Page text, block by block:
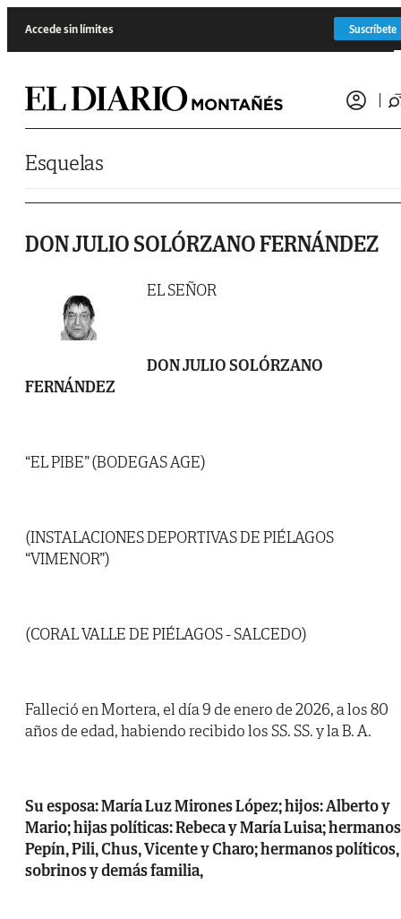
Accede sin límites Suscríbete
Esquelas
DON JULIO SOLÓRZANO FERNÁNDEZ
EL SEÑOR
DON JULIO SOLÓRZANO
FERNÁNDEZ
“EL PIBE” (BODEGAS AGE)
(INSTALACIONES DEPORTIVAS DE PIÉLAGOS
“VIMENOR”)
(CORAL VALLE DE PIÉLAGOS - SALCEDO)
Falleció en Mortera, el día 9 de enero de 2026, a los 80
años de edad, habiendo recibido los SS. SS. y la B. A.
Su esposa: María Luz Mirones López; hijos: Alberto y
Mario; hijas políticas: Rebeca y María Luisa;
Pepín, Pili, Chus, Vicente y Charo; hermanos políticos,
sobrinos y demás familia,